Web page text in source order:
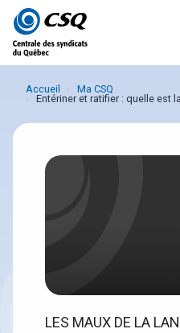
Passer
au
menu
Passer
au
contenu
Accueil
Ma CSQ
Entériner et ratifier : quelle est
LES MAUX DE LA